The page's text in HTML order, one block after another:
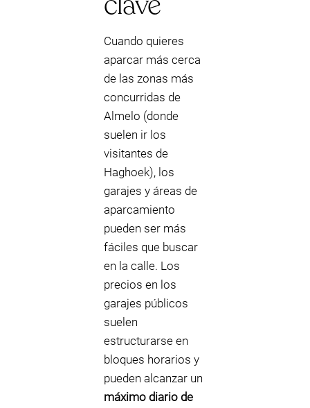
Cuando quieres
aparcar más cerca
de las zonas más
concurridas de
Almelo (donde
suelen ir los
visitantes de
Haghoek), los
garajes y áreas de
aparcamiento
pueden ser más
fáciles que buscar
en la calle. Los
precios en los
garajes públicos
suelen
estructurarse en
bloques horarios y
pueden alcanzar un
máximo diario de